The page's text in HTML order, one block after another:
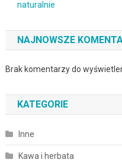
naturalnie
NAJNOWSZE
Brak komentarzy do
KATEGORIE
Inne
Kawa i herbata